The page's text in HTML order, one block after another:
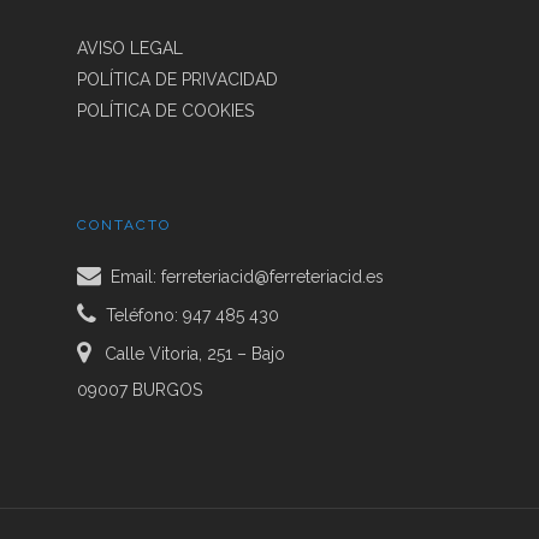
AVISO LEGAL
POLÍTICA DE PRIVACIDAD
POLÍTICA DE COOKIES
CONTACTO
Email: ferreteriacid@ferreteriacid.es
Teléfono: 947 485 430
Calle Vitoria, 251 – Bajo
09007 BURGOS